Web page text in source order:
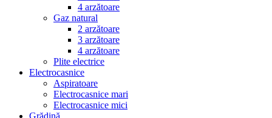
4 arzătoare
Gaz natural
2 arzătoare
3 arzătoare
4 arzătoare
Plite electrice
Electrocasnice
Aspiratoare
Electrocasnice mari
Electrocasnice mici
Grădină